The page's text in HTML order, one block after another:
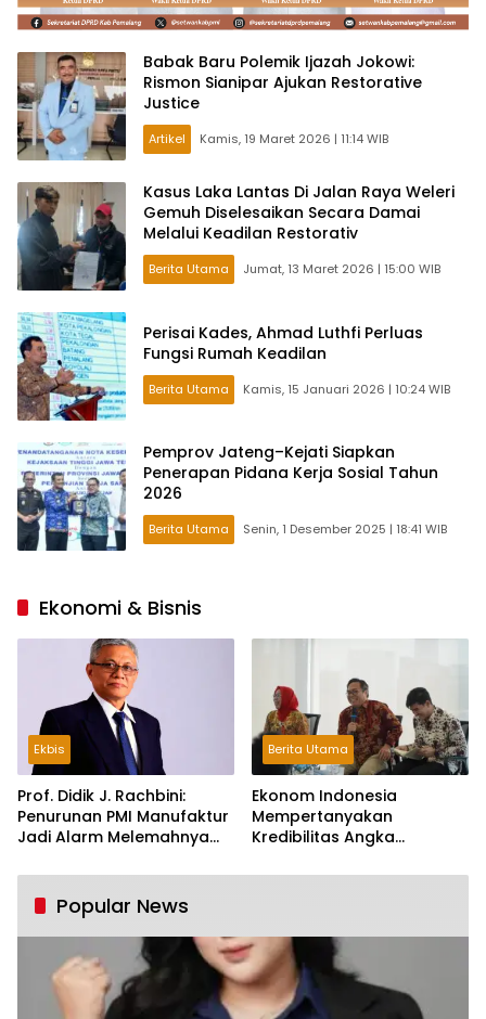
Babak Baru Polemik Ijazah Jokowi:
Rismon Sianipar Ajukan Restorative
Justice
Artikel Kamis, 19 Maret 2026 | 11:14 WIB
Kasus Laka Lantas Di Jalan Raya Weleri
Gemuh Diselesaikan Secara Damai
Melalui Keadilan Restorativ
Berita Utama Jumat, 13 Maret 2026 | 15:00 WIB
Perisai Kades, Ahmad Luthfi Perluas
Fungsi Rumah Keadilan
Berita Utama Kamis, 15 Januari 2026 | 10:24 WIB
Pemprov Jateng–Kejati Siapkan
Penerapan Pidana Kerja Sosial Tahun
2026
Berita Utama Senin, 1 Desember 2025 | 18:41 WIB
Ekonomi & Bisnis
Ekbis
Prof. Didik J. Rachbini:
Penurunan PMI Manufaktur
Jadi Alarm Melemahnya
Berita Utama
Ekonom Indonesia
Mempertanyakan
Kredibilitas Angka
Tumbuh Tapi Rapuh
Popular News